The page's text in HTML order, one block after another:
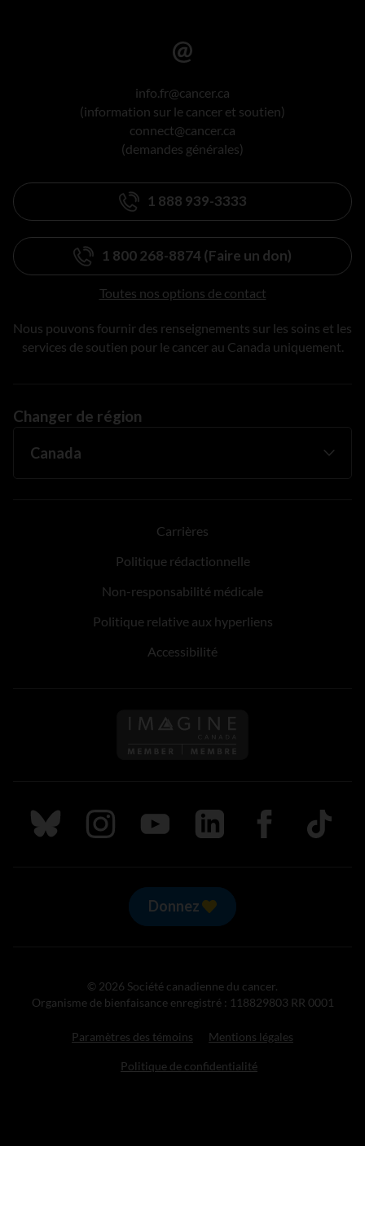
info.fr@cancer.ca
(information sur le cancer et soutien)
connect@cancer.ca
(demandes générales)
1 888 939-3333
1 800 268-8874 (Faire un don)
Toutes nos options de contact
Nous pouvons fournir des renseignements sur les soins et les
services de soutien pour le cancer au Canada uniquement.
Changer de région
Carrières
Politique rédactionnelle
Non-responsabilité médicale
Politique relative aux hyperliens
Accessibilité
Suivez nous sur Bluesky
Suivez nous sur Instagram
Suivez nous sur Youtube
Suivez nous sur LinkedIn
Suivez nous sur
TikTok
Donnez
© 2026 Société canadienne du cancer.
Organisme de bienfaisance enregistré : 118829803 RR 0001
Paramètres des témoins Mentions légales
Politique de confidentialité